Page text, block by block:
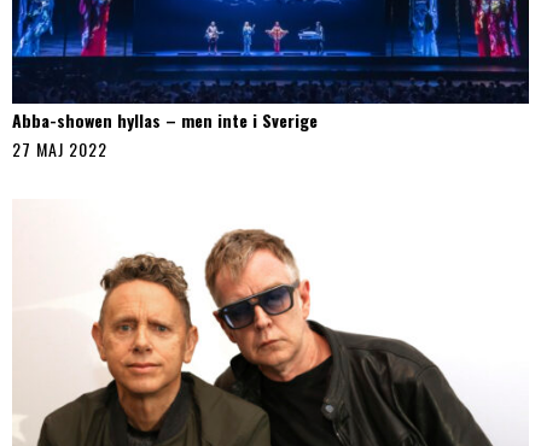
Abba-showen hyllas – men inte i Sverige
27 MAJ 2022